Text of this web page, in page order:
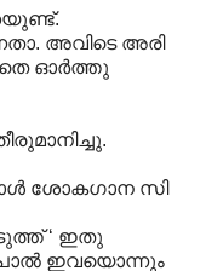
അവിടെ അരി
ഓർത്തു
ശോകഗാന സി
‘ ഇതു
ഇവയൊന്നും